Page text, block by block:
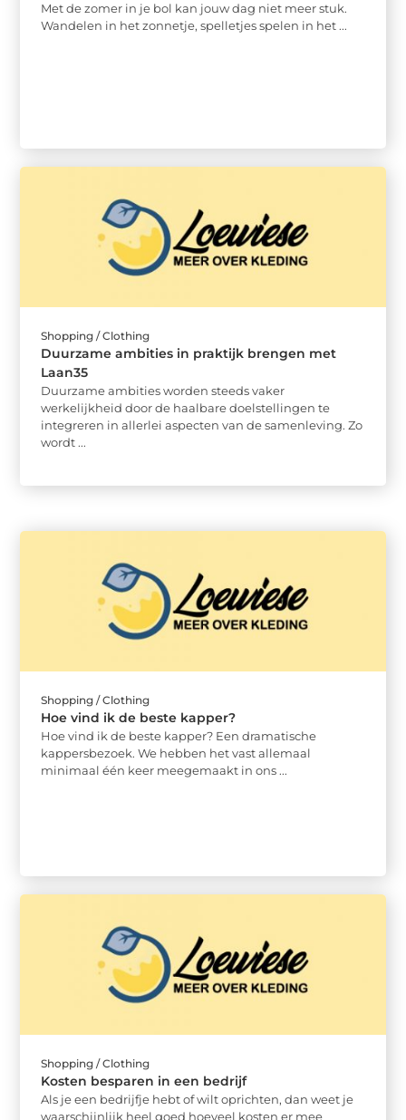
Met de zomer in je bol kan jouw dag niet meer stuk.
Wandelen in het zonnetje, spelletjes spelen in het ...
Shopping / Clothing
Duurzame ambities in praktijk brengen met
Laan35
Duurzame ambities worden steeds vaker
werkelijkheid door de haalbare doelstellingen te
integreren in allerlei aspecten van de samenleving. Zo
wordt ...
Shopping / Clothing
Hoe vind ik de beste kapper?
Hoe vind ik de beste kapper? Een dramatische
kappersbezoek. We hebben het vast allemaal
minimaal één keer meegemaakt in ons ...
Shopping / Clothing
Kosten besparen in een bedrijf
Als je een bedrijfje hebt of wilt oprichten, dan weet je
waarschijnlijk heel goed hoeveel kosten er mee